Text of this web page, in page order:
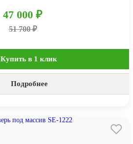
47 000 ₽
51 700 ₽
Купить в 1 клик
Подробнее